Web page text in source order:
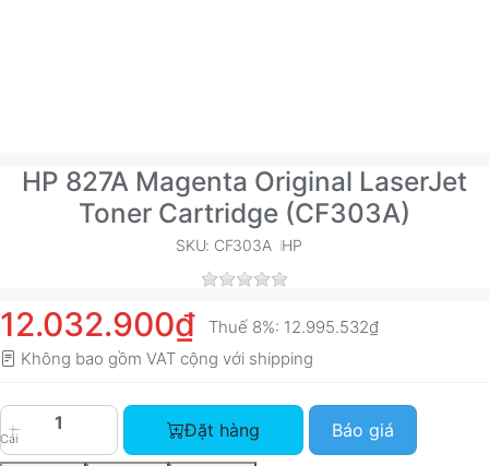
HP 827A Magenta Original LaserJet
Toner Cartridge (CF303A)
SKU: CF303A HP
12.032.900₫ Thuế 8%: 12.995.532₫
Không bao gồm VAT cộng với shipping
Cái
HP 827A Magenta Original LaserJet Toner
Đặt hàng Báo giá